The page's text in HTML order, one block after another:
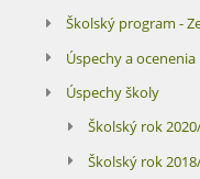
Školský program -
Úspechy a ocenenia
Úspechy školy
Školský rok
Školský rok